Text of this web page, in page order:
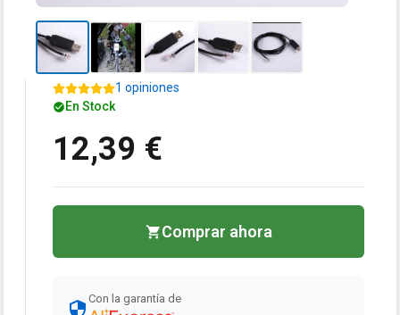
1 opiniones
En Stock
12,39 €
Comprar ahora
Con la garantía de